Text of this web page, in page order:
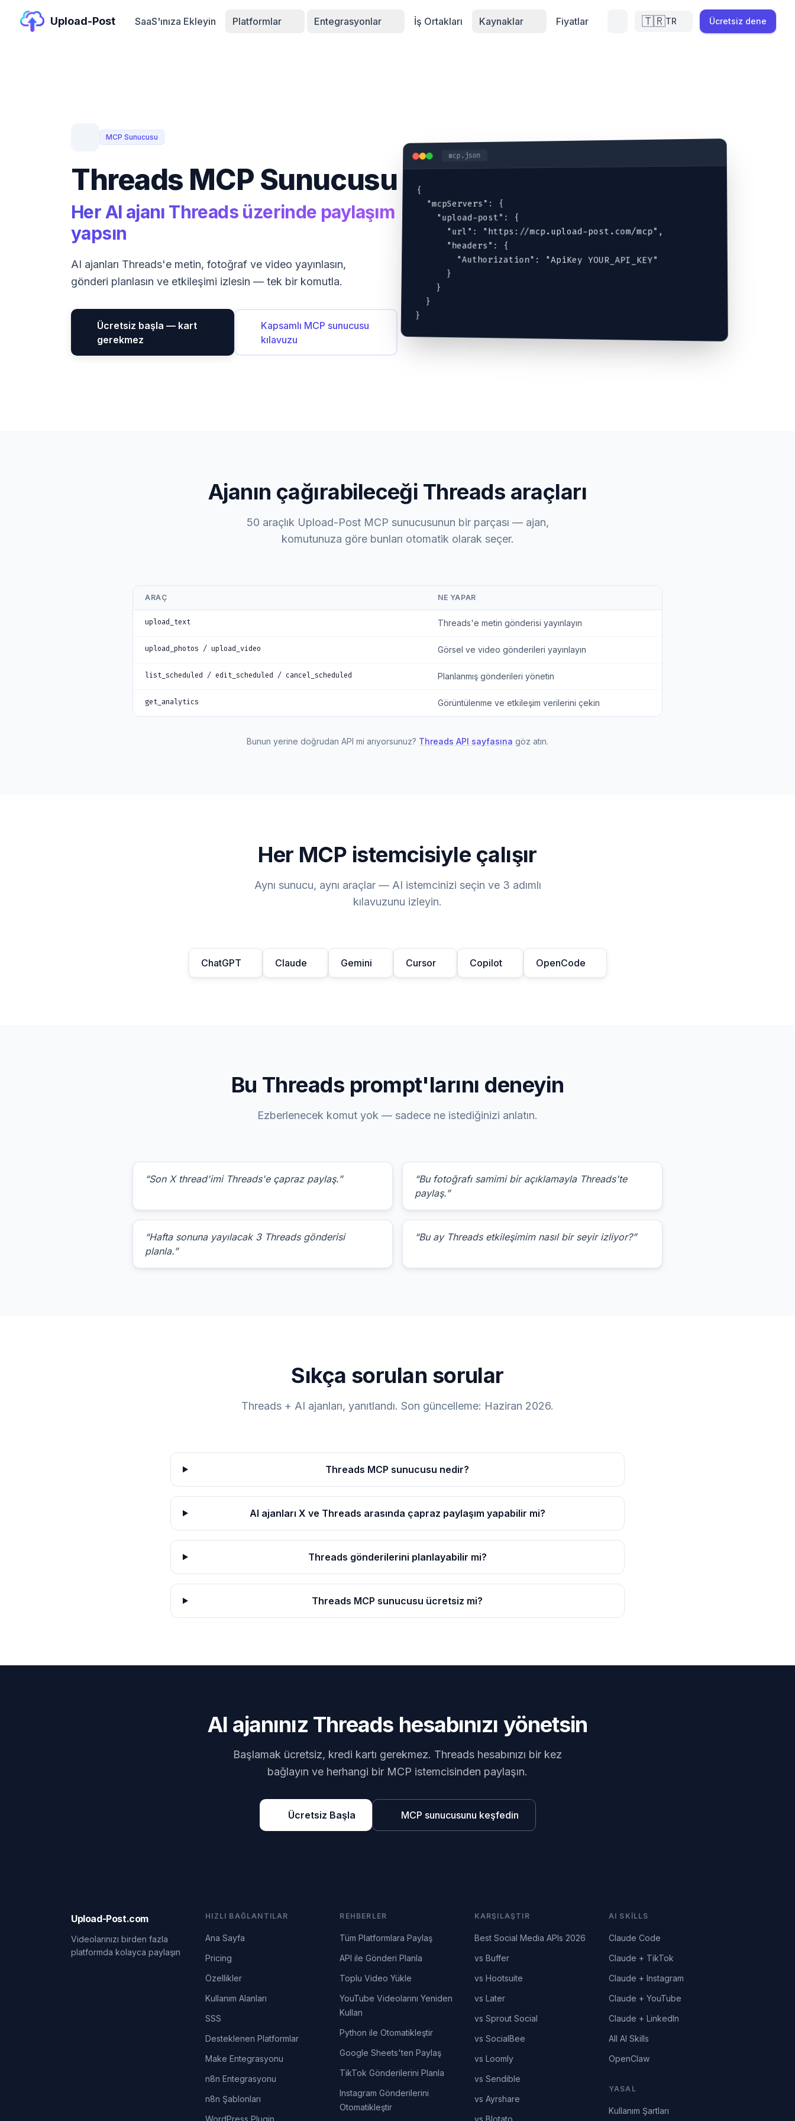
Upload-Post SaaS'ınıza Ekleyin Platformlar Entegrasyonlar İş Ortakları Kaynaklar Fiyatlar 🇹🇷TR Ücretsiz dene
MCP Sunucusu
Threads MCP Sunucusu
Her AI ajanı Threads üzerinde paylaşım
yapsın
AI ajanları Threads'e metin, fotoğraf ve video yayınlasın,
gönderi planlasın ve etkileşimi izlesin — tek bir komutla.
Ücretsiz başla — kart
gerekmez
Kapsamlı MCP sunucusu
kılavuzu
mcp.json
{
  "mcpServers": {
    "upload-post": {
      "url": "https://mcp.upload-post.com/mcp",
      "headers": {
        "Authorization": "ApiKey YOUR_API_KEY"
      }
    }
  }
}
Ajanın çağırabileceği Threads araçları
50 araçlık Upload-Post MCP sunucusunun bir parçası — ajan,
komutunuza göre bunları otomatik olarak seçer.
ARAÇ NE YAPAR
upload_text Threads'e metin gönderisi yayınlayın
upload_photos / upload_video Görsel ve video gönderileri yayınlayın
list_scheduled / edit_scheduled / cancel_scheduled Planlanmış gönderileri yönetin
get_analytics Görüntülenme ve etkileşim verilerini çekin
Bunun yerine doğrudan API mi arıyorsunuz? Threads API sayfasına göz atın.
Her MCP istemcisiyle çalışır
Aynı sunucu, aynı araçlar — AI istemcinizi seçin ve 3 adımlı
kılavuzunu izleyin.
ChatGPT Claude Gemini Cursor Copilot OpenCode
Bu Threads prompt'larını deneyin
Ezberlenecek komut yok — sadece ne istediğinizi anlatın.
“Son X thread'imi Threads'e çapraz paylaş.”
“Bu fotoğrafı samimi bir açıklamayla Threads'te
paylaş.”
“Hafta sonuna yayılacak 3 Threads gönderisi
planla.”
“Bu ay Threads etkileşimim nasıl bir seyir izliyor?”
Sıkça sorulan sorular
Threads + AI ajanları, yanıtlandı. Son güncelleme: Haziran 2026.
Threads MCP sunucusu nedir?
AI ajanları X ve Threads arasında çapraz paylaşım yapabilir mi?
Threads gönderilerini planlayabilir mi?
Threads MCP sunucusu ücretsiz mi?
AI ajanınız Threads hesabınızı yönetsin
Başlamak ücretsiz, kredi kartı gerekmez. Threads hesabınızı bir kez
bağlayın ve herhangi bir MCP istemcisinden paylaşın.
Ücretsiz Başla MCP sunucusunu keşfedin
Upload-Post.com
Videolarınızı birden fazla
platformda kolayca paylaşın
HIZLI BAĞLANTILAR
Ana Sayfa
Pricing
Özellikler
Kullanım Alanları
SSS
Desteklenen Platformlar
Make Entegrasyonu
n8n Entegrasyonu
n8n Şablonları
WordPress Plugin
REHBERLER
Tüm Platformlara Paylaş
API ile Gönderi Planla
Toplu Video Yükle
YouTube Videolarını Yeniden
Kullan
Python ile Otomatikleştir
Google Sheets'ten Paylaş
TikTok Gönderilerini Planla
Instagram Gönderilerini
Otomatikleştir
KARŞILAŞTIR
Best Social Media APIs 2026
vs Buffer
vs Hootsuite
vs Later
vs Sprout Social
vs SocialBee
vs Loomly
vs Sendible
vs Ayrshare
vs Blotato
AI SKILLS
Claude Code
Claude + TikTok
Claude + Instagram
Claude + YouTube
Claude + LinkedIn
All AI Skills
OpenClaw
YASAL
Kullanım Şartları